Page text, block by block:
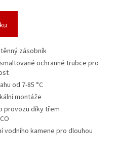
zásobník
ochranné trubce pro
od 7-85 °C
montáže
provozu díky třem
vodního kamene pro dlouhou